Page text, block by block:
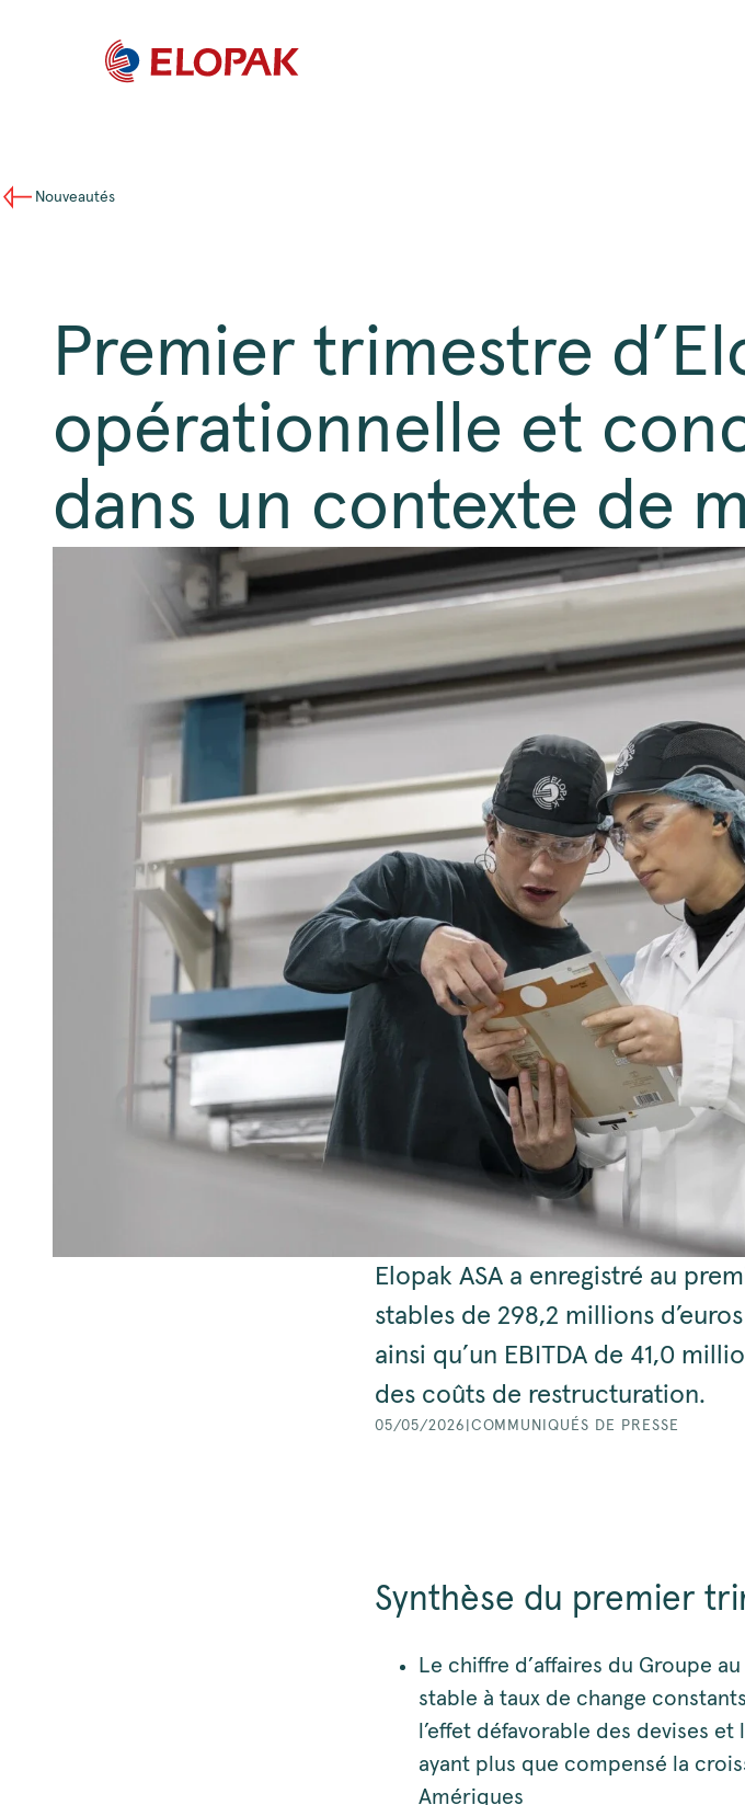
Nouveautés
Premier trimestre
opérationnelle et
dans un contexte de
Elopak ASA a enregistré au
stables de 298,2 millions
ainsi qu’un EBITDA de 41,0
des coûts de restructuration.
05/05/2026 COMMUNIQUÉS DE PRESSE
Synthèse du premier
Le chiffre d’affaires du Groupe
stable à taux de change
l’effet défavorable des devises
ayant plus que compensé la
Amériques